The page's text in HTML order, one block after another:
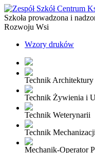
Szkoła prowadzona i
Rozwoju Wsi
Wzory druków
Technik
Technik Żywienia i
Technik Weterynarii
Technik
Mechanik-Operator